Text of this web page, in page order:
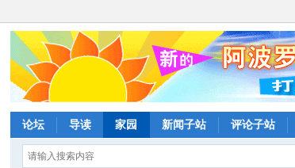
论坛 导读 家园 新闻子站 评论子站